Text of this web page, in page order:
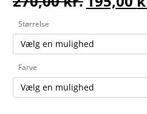
Den
oprindelige
pris
var:
270,00 kr..
Den
aktuelle
pris
er:
195,00 kr..
Størrelse
Farve